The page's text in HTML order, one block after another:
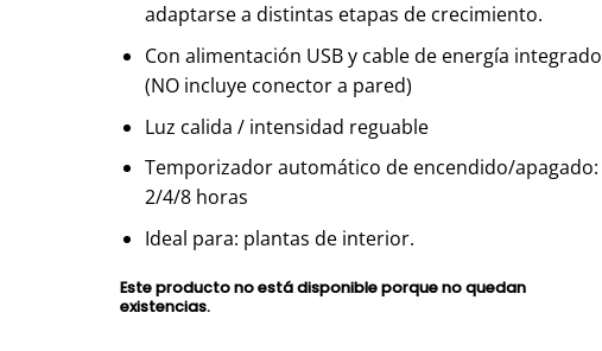
adaptarse a distintas etapas de crecimiento.
Con alimentación USB y cable de energía integrado
(NO incluye conector a pared)
Luz calida / intensidad reguable
Temporizador automático de encendido/apagado:
2/4/8 horas
Ideal para: plantas de interior.
Este producto no está disponible porque no quedan
existencias.